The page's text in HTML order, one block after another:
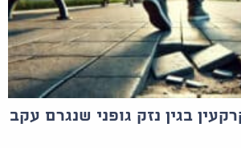
בגין נזק גופני שנגרם עקב